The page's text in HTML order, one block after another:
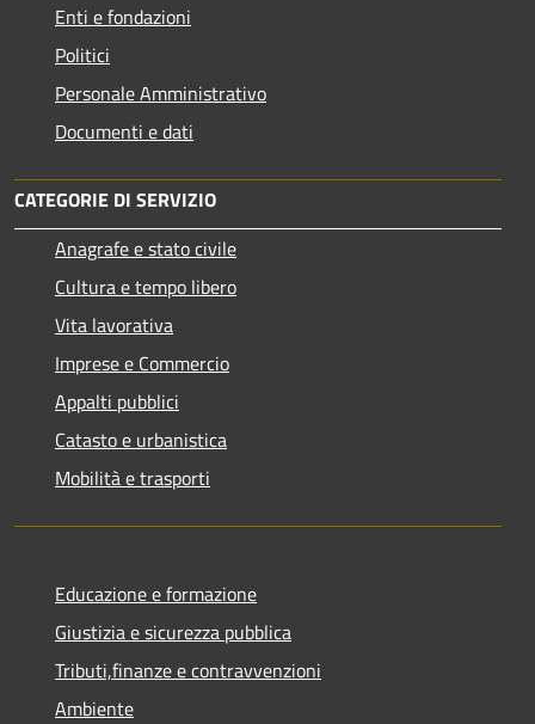
Enti e fondazioni
Politici
Personale Amministrativo
Documenti e dati
CATEGORIE DI SERVIZIO
Anagrafe e stato civile
Cultura e tempo libero
Vita lavorativa
Imprese e Commercio
Appalti pubblici
Catasto e urbanistica
Mobilità e trasporti
Educazione e formazione
Giustizia e sicurezza pubblica
Tributi,finanze e contravvenzioni
Ambiente